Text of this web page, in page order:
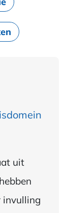
uit
invulling